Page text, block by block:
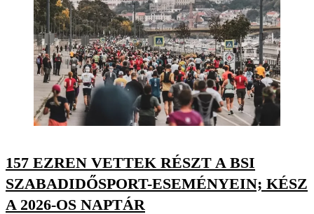
157 EZREN VETTEK RÉSZT A BSI
SZABADIDŐSPORT-ESEMÉNYEIN; KÉSZ
A 2026-OS NAPTÁR